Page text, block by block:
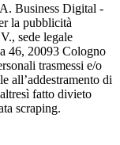
Business Digital -
la pubblicità
sede legale
46, 20093 Cologno
trasmessi e/o
all’addestramento di
fatto divieto
scraping.